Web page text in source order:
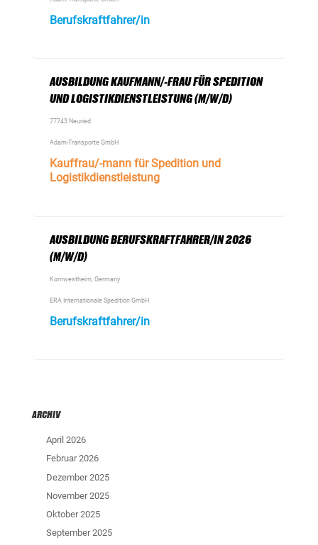
Berufskraftfahrer/in
AUSBILDUNG KAUFMANN/-FRAU FÜR SPEDITION
UND LOGISTIKDIENSTLEISTUNG (M/W/D)
77743 Neuried
Adam-Transporte GmbH
Kauffrau/-mann für Spedition und
Logistikdienstleistung
AUSBILDUNG BERUFSKRAFTFAHRER/IN 2026
(M/W/D)
Kornwestheim, Germany
ERA Internationale Spedition GmbH
Berufskraftfahrer/in
ARCHIV
April 2026
Februar 2026
Dezember 2025
November 2025
Oktober 2025
September 2025